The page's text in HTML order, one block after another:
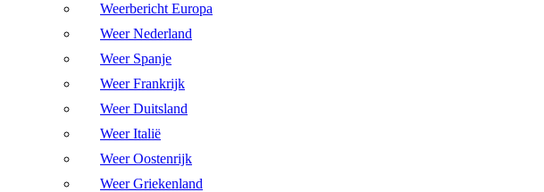
Weerbericht Europa
Weer Nederland
Weer Spanje
Weer Frankrijk
Weer Duitsland
Weer Italië
Weer Oostenrijk
Weer Griekenland